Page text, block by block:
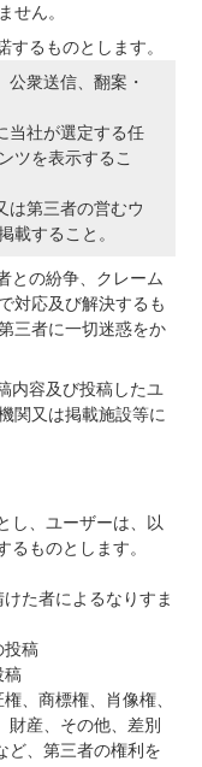
せん。
るものとします。
衆送信、翻案・
当社が選定する任
ツを表示するこ
は第三者の営むウ
載すること。
との紛争、クレーム
対応及び解決するも
三者に一切迷惑をか
内容及び投稿したユ
関又は掲載施設等に
し、ユーザーは、以
ものとします。
た者によるなりすま
投稿
稿
、商標権、肖像権、
財産、その他、差別
ど、第三者の権利を